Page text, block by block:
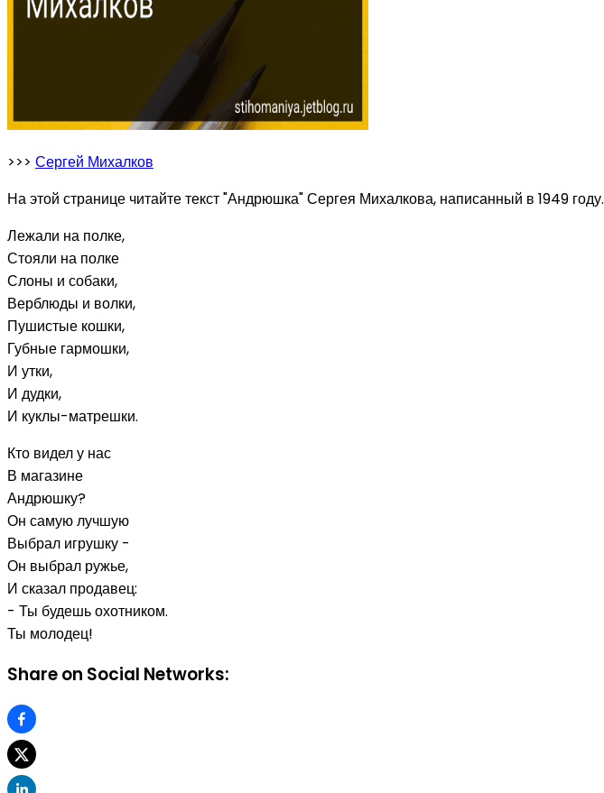
>>> Сергей Михалков
На этой странице читайте текст "Андрюшка" Сергея Михалкова, написанный в 1949 году.
Лежали на полке,
Стояли на полке
Слоны и собаки,
Верблюды и волки,
Пушистые кошки,
Губные гармошки,
И утки,
И дудки,
И куклы-матрешки.
Кто видел у нас
В магазине
Андрюшку?
Он самую лучшую
Выбрал игрушку -
Он выбрал ружье,
И сказал продавец:
- Ты будешь охотником.
Ты молодец!
Share on Social Networks: